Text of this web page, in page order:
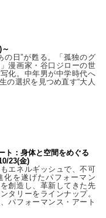
日”が甦る。「孤独のグ
漫画家・谷口ジローの世
化。中年男が中学時代へ
の選択を見つめ直す“大人
ト：身体と空間をめぐる
23(金)
エネルギッシュで、不可
化を遂げたパフォーマン
創造し、革新してきた先
タリーをラインナップ。
パフォーマンス・アート